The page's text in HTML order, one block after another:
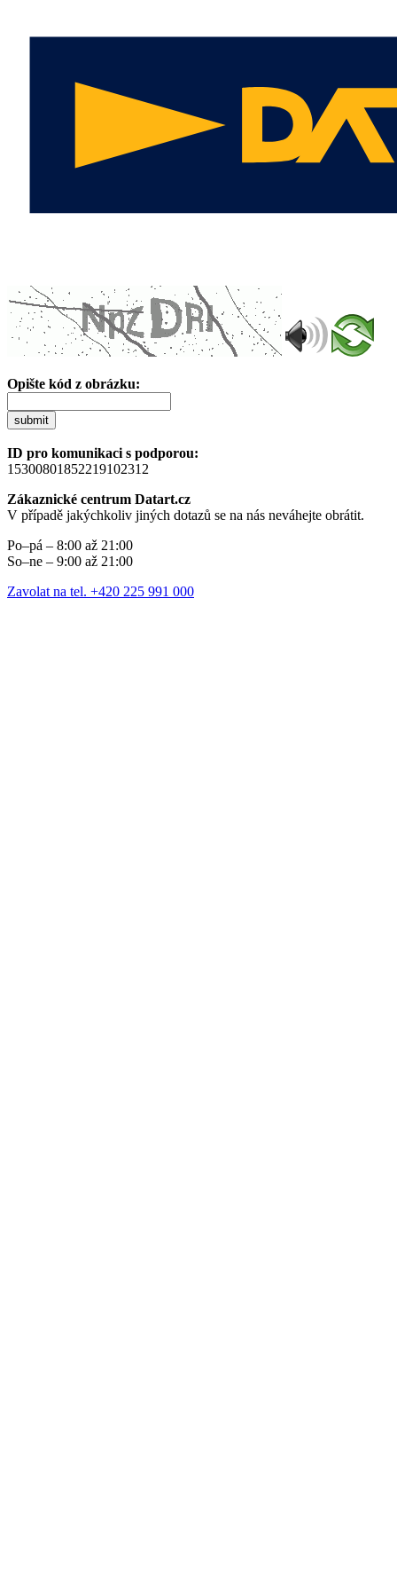
Opište kód z obrázku:
submit
ID pro komunikaci s podporou:
15300801852219102312
Zákaznické centrum Datart.cz
V případě jakýchkoliv jiných dotazů se na nás neváhejte obrátit.
Po–pá – 8:00 až 21:00
So–ne – 9:00 až 21:00
Zavolat na tel. +420 225 991 000